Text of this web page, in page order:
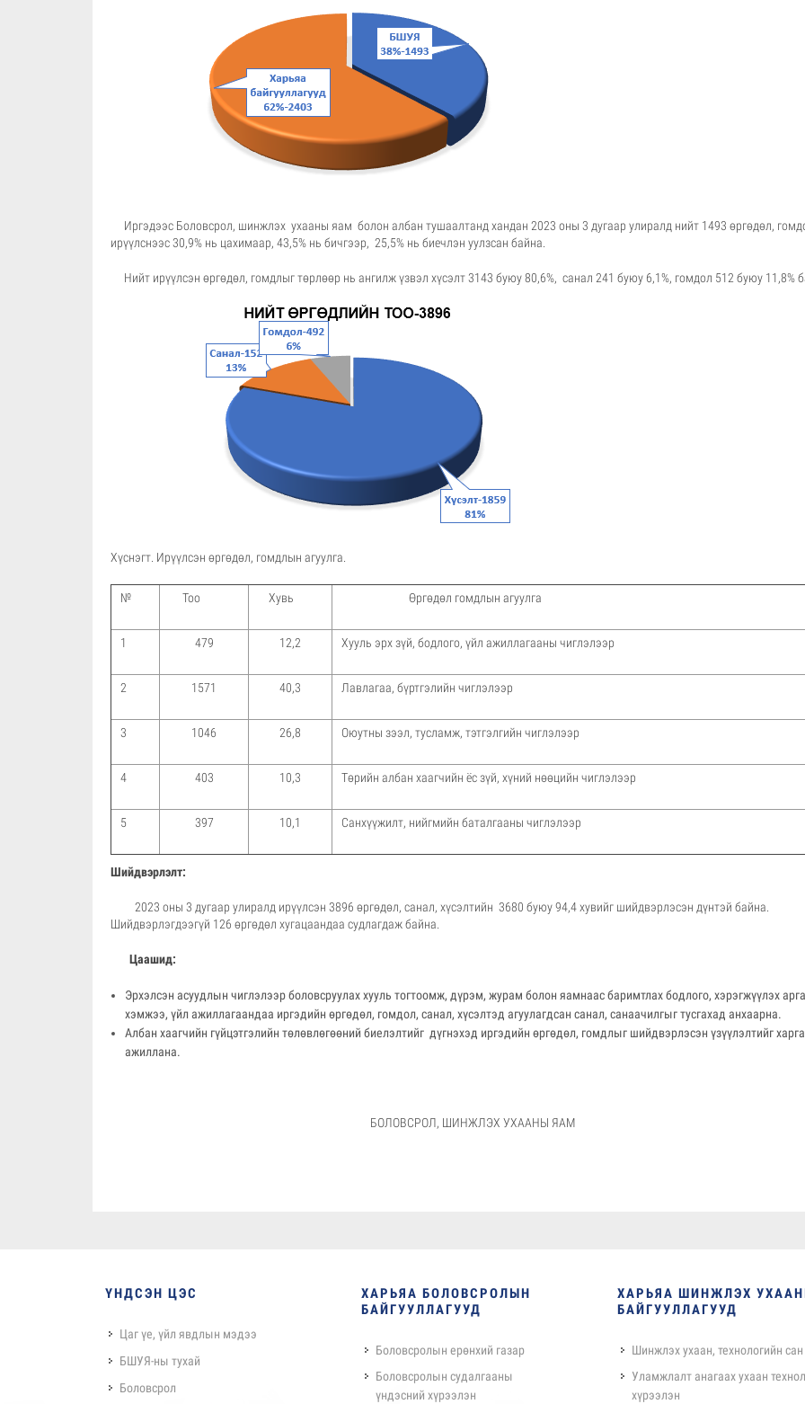
Иргэдээс Боловсрол, шинжлэх ухааны яам болон албан тушаалтанд хандан 2023 оны 3 дугаар улиралд нийт 1493 өргөдөл,
ирүүлснээс 30,9% нь цахимаар, 43,5% нь бичгээр, 25,5% нь биечлэн уулзсан байна.
Нийт ирүүлсэн өргөдөл, гомдлыг төрлөөр нь ангилж үзвэл хүсэлт 3143 буюу 80,6%, санал 241 буюу 6,1%, гомдол 512 буюу 11,8%
Хүснэгт. Ирүүлсэн өргөдөл, гомдлын агуулга.
№ Тоо Хувь Өргөдөл гомдлын агуулга
1 479 12,2 Хууль эрх зүй, бодлого, үйл ажиллагааны чиглэлээр
2 1571 40,3 Лавлагаа, бүртгэлийн чиглэлээр
3 1046 26,8 Оюутны зээл, тусламж, тэтгэлгийн чиглэлээр
4 403 10,3 Төрийн албан хаагчийн ёс зүй, хүний нөөцийн чиглэлээр
5 397 10,1 Санхүүжилт, нийгмийн баталгааны чиглэлээр
Шийдвэрлэлт:
2023 оны 3 дугаар улиралд ирүүлсэн 3896 өргөдөл, санал, хүсэлтийн 3680 буюу 94,4 хувийг шийдвэрлэсэн дүнтэй байна.
Шийдвэрлэгдээгүй 126 өргөдөл хугацаандаа судлагдаж байна.
Цаашид:
Эрхэлсэн асуудлын чиглэлээр боловсруулах хууль тогтоомж, дүрэм, журам болон яамнаас баримтлах бодлого, хэрэгжүүлэх арга
хэмжээ, үйл ажиллагаандаа иргэдийн өргөдөл, гомдол, санал, хүсэлтэд агуулагдсан санал, санаачилгыг тусгахад анхаарна.
Албан хаагчийн гүйцэтгэлийн төлөвлөгөөний биелэлтийг дүгнэхэд иргэдийн өргөдөл, гомдлыг шийдвэрлэсэн үзүүлэлтийг
ажиллана.
БОЛОВСРОЛ, ШИНЖЛЭХ УХААНЫ ЯАМ
ҮНДСЭН ЦЭС
Цаг үе, үйл явдлын мэдээ
БШУЯ-ны тухай
Боловсрол
ХАРЬЯА БОЛОВСРОЛЫН
БАЙГУУЛЛАГУУД
Боловсролын ерөнхий газар
Боловсролын судалгааны
үндэсний хүрээлэн
ХАРЬЯА ШИНЖЛЭХ
БАЙГУУЛЛАГУУД
Шинжлэх ухаан, технологийн сан
Уламжлалт анагаах ухаан
хүрээлэн